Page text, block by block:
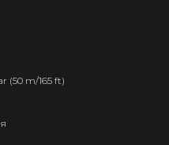
(50 m/165 ft)